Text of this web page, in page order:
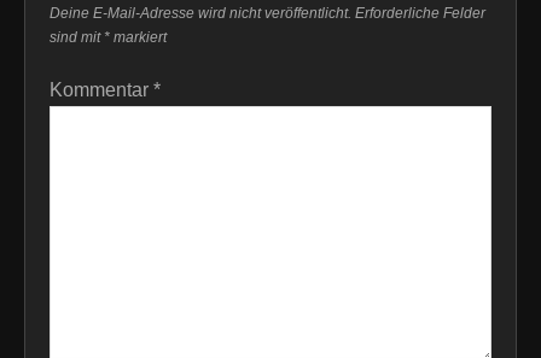
Deine E-Mail-Adresse wird nicht veröffentlicht. Erforderliche Felder
sind mit * markiert
Kommentar *